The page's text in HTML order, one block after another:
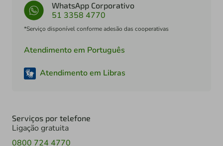
WhatsApp Corporativo
51 3358 4770
*Serviço disponível conforme adesão das cooperativas
Atendimento em Português
Atendimento em Libras
Serviços por telefone
Ligação gratuita
0800 724 4770